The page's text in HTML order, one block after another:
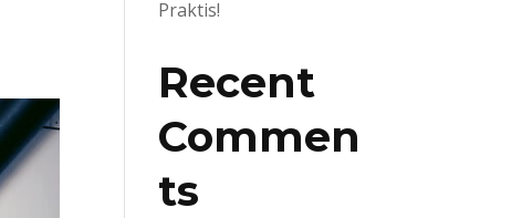
Praktis!
Recent
Commen
ts